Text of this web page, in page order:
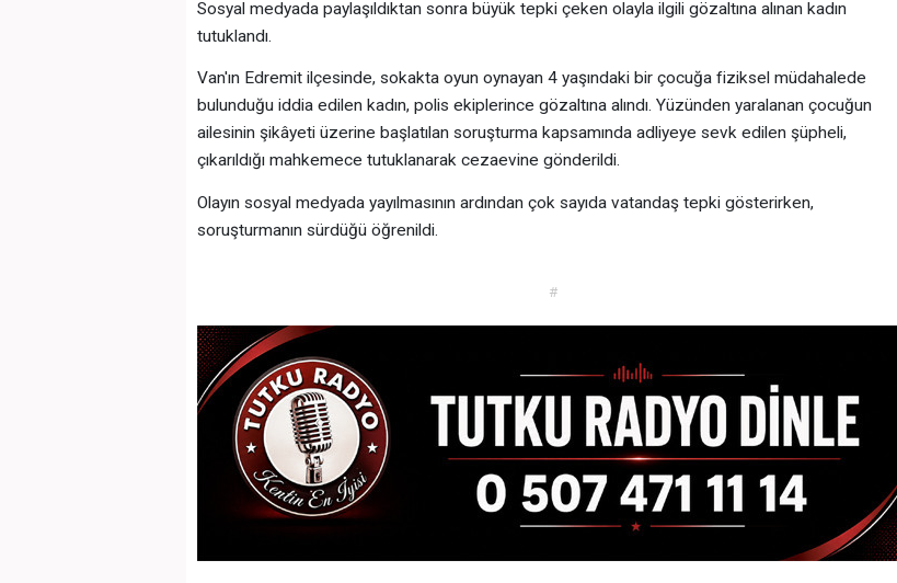
Sosyal medyada paylaşıldıktan sonra büyük tepki çeken olayla ilgili gözaltına alınan kadın
tutuklandı.
Van'ın Edremit ilçesinde, sokakta oyun oynayan 4 yaşındaki bir çocuğa fiziksel müdahalede
bulunduğu iddia edilen kadın, polis ekiplerince gözaltına alındı. Yüzünden yaralanan çocuğun
ailesinin şikâyeti üzerine başlatılan soruşturma kapsamında adliyeye sevk edilen şüpheli,
çıkarıldığı mahkemece tutuklanarak cezaevine gönderildi.
Olayın sosyal medyada yayılmasının ardından çok sayıda vatandaş tepki gösterirken,
soruşturmanın sürdüğü öğrenildi.
#